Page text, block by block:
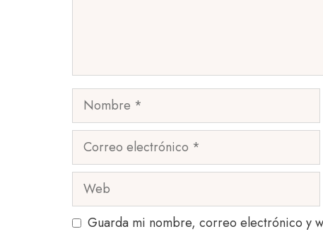
Nombre
Correo
electrónico
Web
Guarda mi nombre, correo electrónico y